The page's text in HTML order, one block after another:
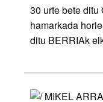
30 urte bete ditu
hamarkada
ditu BERRIAk